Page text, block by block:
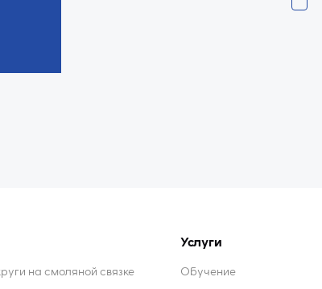
на смоляной связке
Услуги
Обучение